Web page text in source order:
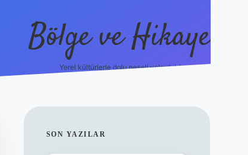
Bölge ve Hikaye
Yerel kültürlerle dolu neşeli yolculuk!
SIDEBAR
SON YAZILAR
grand opera